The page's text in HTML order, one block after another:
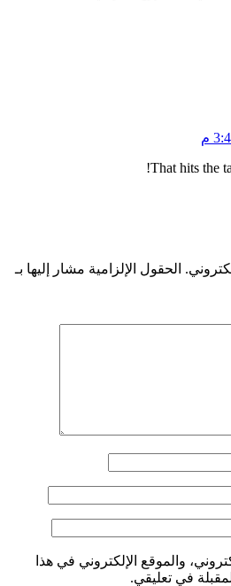
That hits the
الحقول الإلزامية مشار إليها بـ
والموقع الإلكتروني في هذا
في تعليقي.